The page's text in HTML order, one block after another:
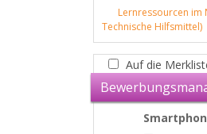
Lernressourcen im
Technische Hilfsmittel)
Auf die